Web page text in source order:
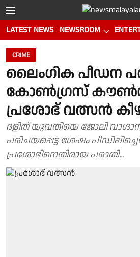
LATEST NEWS NEWSROOM
CRIME
ലൈംഗിക പീഡന
കോൺഗ്രസ്
പ്രശോഭ് വത്സൻ
ദളിത് യുവതിയെ ജോലി
പരിചയപ്പെട്ട ശേഷം
പ്രശോഭിനെതിരായ പരാതി...